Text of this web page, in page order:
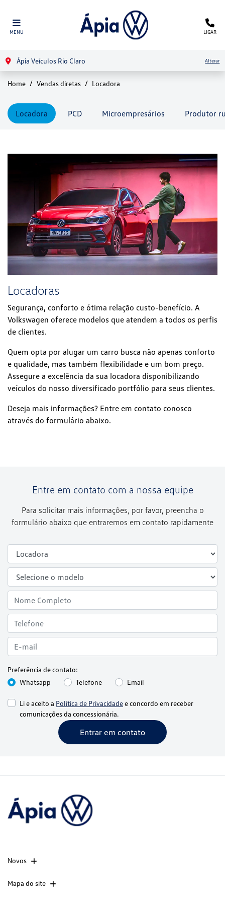
MENU LIGAR
Ápia Veículos Rio Claro Alterar
Home Vendas diretas Locadora
PCD Microempresários Produtor
Locadora
Locadoras
Segurança, conforto e ótima relação custo-benefício. A
Volkswagen oferece modelos que atendem a todos os perfis
de clientes.
Quem opta por alugar um carro busca não apenas conforto
e qualidade, mas também flexibilidade e um bom preço.
Assegure a excelência da sua locadora disponibilizando
veículos do nosso diversificado portfólio para seus clientes.
Deseja mais informações? Entre em contato conosco
através do formulário abaixo.
Entre em contato com a nossa equipe
Para solicitar mais informações, por favor, preencha o
formulário abaixo que entraremos em contato rapidamente
Preferência de contato:
Whatsapp
Telefone Email
Li e aceito a Política de Privacidadee concordo em receber
comunicações da concessionária.
Entrar em contato
Novos
Mapa do site